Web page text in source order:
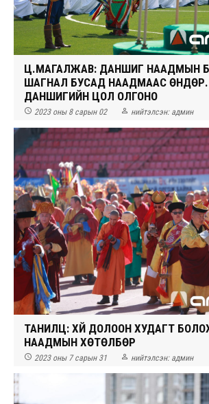
Ц.МАГАЛЖАВ: ДАНШИГ НААДМЫН
ШАГНАЛ БУСАД НААДМААС
ДАНШИГИЙН ЦОЛ ОЛГОНО
 2023 оны 8 сарын 02  нийтэлсэн: админ
ТАНИЛЦ: ХҮЙ ДОЛООН ХУДАГТ
НААДМЫН ХӨТӨЛБӨР
 2023 оны 7 сарын 31  нийтэлсэн: админ